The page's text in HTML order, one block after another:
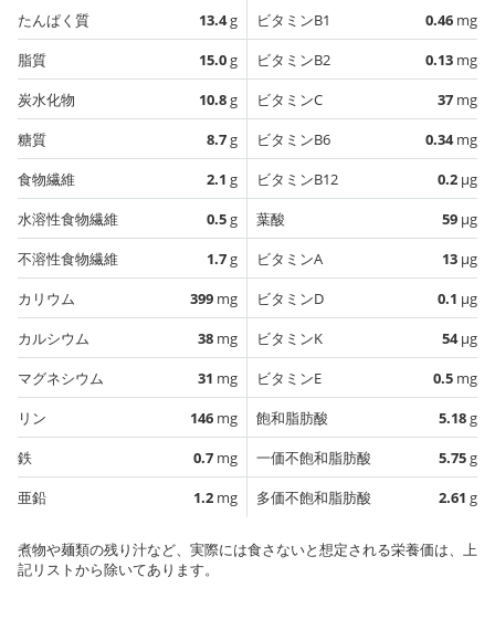
たんぱく質
13.4g
脂質
15.0g
炭水化物
10.8g
糖質
8.7g
食物繊維
2.1 g
水溶性食物繊維
0.5g
不溶性食物繊維
1.7g
カリウム
399 mg
カルシウム
38 mg
マグネシウム
31 mg
リン
146 mg
鉄
0.7 mg
亜鉛
1.2 mg
ビタミンB1
0.46 mg
ビタミンB2
0.13 mg
ビタミンC
37 mg
ビタミンB6
0.34mg
ビタミンB12
0.2 µg
葉酸
59 µg
ビタミンA
13 µg
ビタミンD
0.1 µg
ビタミンK
54µg
ビタミンE
0.5 mg
飽和脂肪酸
5.18g
一価不飽和脂肪酸
5.75g
多価不飽和脂肪酸
2.61 g
煮物や麺類の残り汁など、実際には食さないと想定される栄養価は、上
記リストから除いてあります。